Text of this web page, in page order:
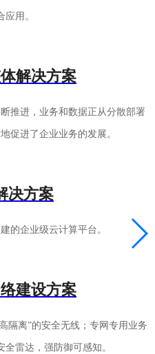
应用。
解决方案
推进，业务和数据正从分散部署
促进了企业业务的发展。
决方案
的企业级云计算平台。
建设方案
隔离”的安全无线；专网专用业务
雷达，强防御可感知。